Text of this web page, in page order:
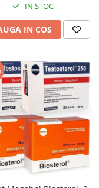
IN STOC
IN COS